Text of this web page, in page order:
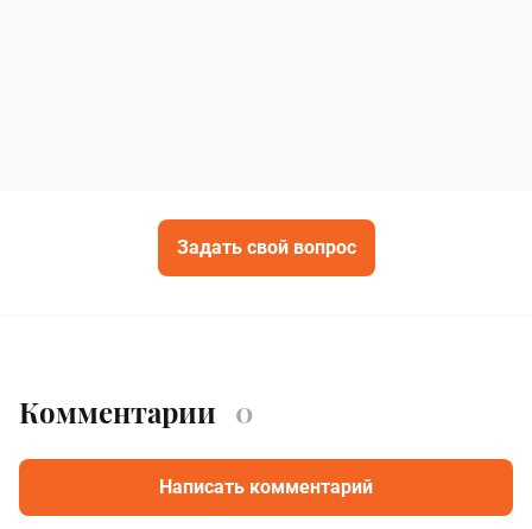
Задать свой вопрос
Комментарии 0
Написать комментарий